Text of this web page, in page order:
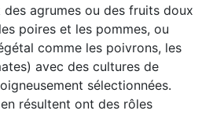
agrumes ou des fruits doux
poires et les pommes, ou
comme les poivrons, les
avec des cultures de
sélectionnées.
résultent ont des rôles